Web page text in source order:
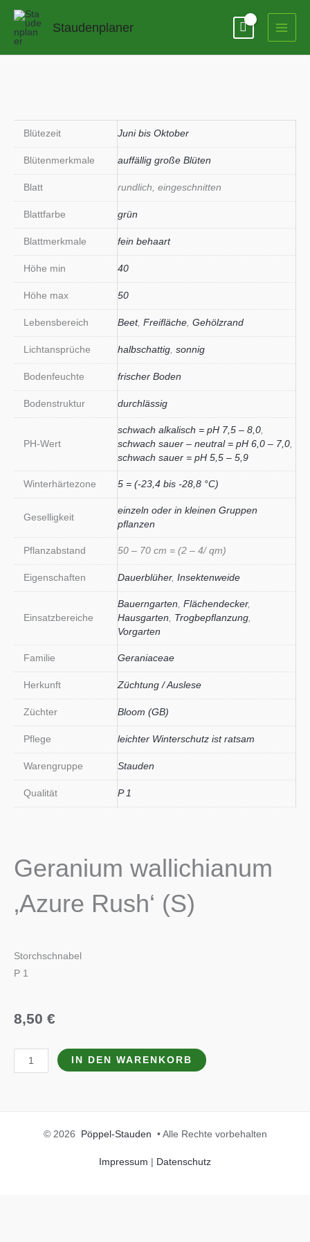
Zum
springen
Staudenplaner
Blütezeit Juni bis Oktober
Blütenmerkmale auffällig große Blüten
Blatt rundlich, eingeschnitten
Blattfarbe grün
Blattmerkmale fein behaart
Höhe min 40
Höhe max 50
Lebensbereich Beet, Freifläche Gehölzrand
Lichtansprüche halbschattig sonnig
Bodenfeuchte frischer Boden
Bodenstruktur durchlässig
PH-Wert
schwach alkalisch = pH 7,5 – 8,0
schwach sauer – neutral = pH 6,0 – 7,0
schwach sauer = pH 5,5 – 5,9
Winterhärtezone 5 = (-23,4 bis -28,8 °C)
Geselligkeit
einzeln oder in kleinen Gruppen
pflanzen
Pflanzabstand 50 – 70 cm = (2 – 4/ qm)
Eigenschaften Dauerblüher, Insektenweide
Einsatzbereiche
Bauerngarten Flächendecker,
Hausgarten
Trogbepflanzung
Vorgarten
Familie Geraniaceae
Herkunft Züchtung / Auslese
Züchter Bloom (GB)
Pflege leichter Winterschutz ist ratsam
Warengruppe Stauden
Qualität P 1
Geranium wallichianum
‚Azure Rush‘ (S)
Storchschnabel
P 1
8,50 €
Geranium
wallichianum
IN DEN WARENKORB
© 2026 Pöppel-Stauden • Alle Rechte vorbehalten
Impressum | Datenschutz